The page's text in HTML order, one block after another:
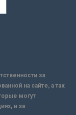
за
на сайте, а так
могут
и за